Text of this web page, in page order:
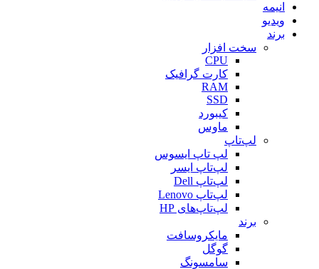
انیمه
ویدیو
برند
سخت افزار
CPU
کارت گرافیک
RAM
SSD
کیبورد
ماوس
لپ‌تاپ
لپ تاپ ایسوس
لپ‌تاپ ایسر
لپ‌تاپ Dell
لپ‌تاپ Lenovo
لپ‌تاپ‌های HP
برند
مایکروسافت
گوگل
سامسونگ